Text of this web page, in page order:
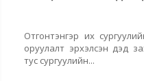
Отгонтэнгэр их
оруулалт эрхэлсэн дэд
тус сургуулийн...